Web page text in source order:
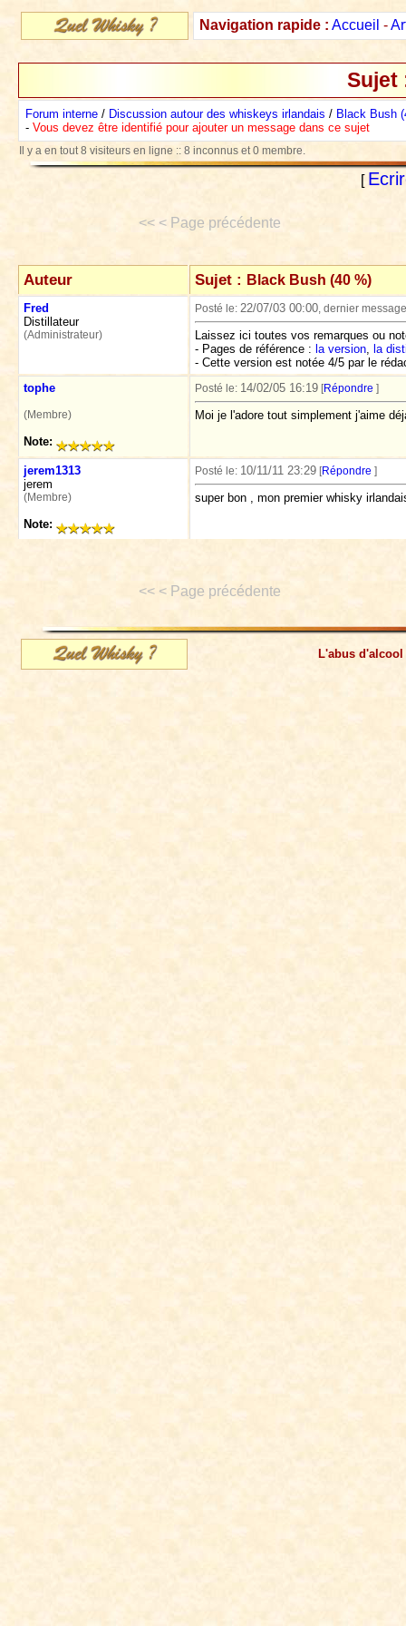
Navigation rapide : Accueil -
Forum interne / Discussion autour des whiskeys irlandais / Black Bush
- Vous devez être identifié pour ajouter un message dans ce sujet
Il y a en tout 8 visiteurs en ligne :: 8 inconnus et 0 membre.
[
<< < Page précédente
Auteur Sujet : Black Bush (40 %)
Fred
Distillateur
(Administrateur)
Posté le: 22/07/03 00:00, dernier
Laissez ici toutes vos remarques ou
- Pages de référence : la version, la
- Cette version est notée 4/5 par le
tophe
(Membre)
Note:
Posté le: 14/02/05 16:19 [Répondre ]
Moi je l'adore tout simplement j'aime
jerem1313
jerem
(Membre)
Note:
Posté le: 10/11/11 23:29 [Répondre ]
super bon , mon premier whisky
<< < Page précédente
L'abus